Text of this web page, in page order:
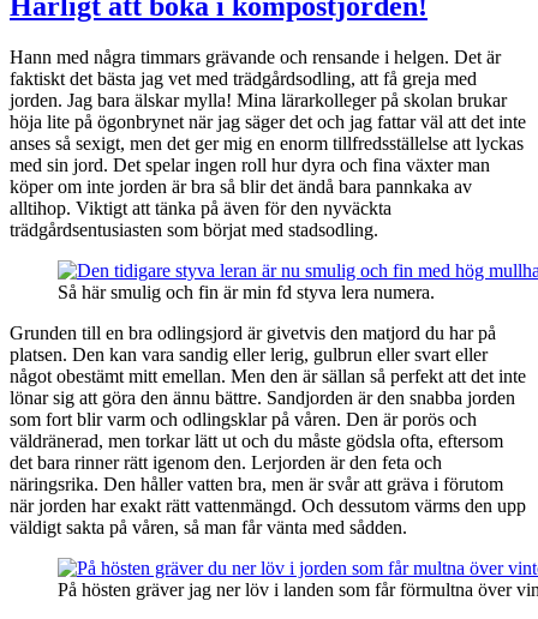
nedbrytbara
Hann med några timmars grävande och rensande i helgen. Det är
faktiskt det bästa jag vet med trädgårdsodling, att få greja med
jorden. Jag bara älskar mylla! Mina lärarkolleger på skolan brukar
höja lite på ögonbrynet när jag säger det och jag fattar väl att det inte
anses så sexigt, men det ger mig en enorm tillfredsställelse att lyckas
med sin jord. Det spelar ingen roll hur dyra och fina växter man
köper om inte jorden är bra så blir det ändå bara pannkaka av
alltihop. Viktigt att tänka på även för den nyväckta
trädgårdsentusiasten som börjat med stadsodling.
Så här smulig och fin är min fd styva lera numera.
Grunden till en bra odlingsjord är givetvis den matjord du har på
platsen. Den kan vara sandig eller lerig, gulbrun eller svart eller
något obestämt mitt emellan. Men den är sällan så perfekt att det inte
lönar sig att göra den ännu bättre. Sandjorden är den snabba jorden
som fort blir varm och odlingsklar på våren. Den är porös och
väldränerad, men torkar lätt ut och du måste gödsla ofta, eftersom
det bara rinner rätt igenom den. Lerjorden är den feta och
näringsrika. Den håller vatten bra, men är svår att gräva i förutom
när jorden har exakt rätt vattenmängd. Och dessutom värms den upp
väldigt sakta på våren, så man får vänta med sådden.
På hösten gräver jag ner löv i landen som får förmultna över